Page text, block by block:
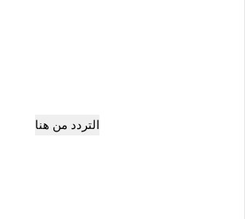
التردد من هنا